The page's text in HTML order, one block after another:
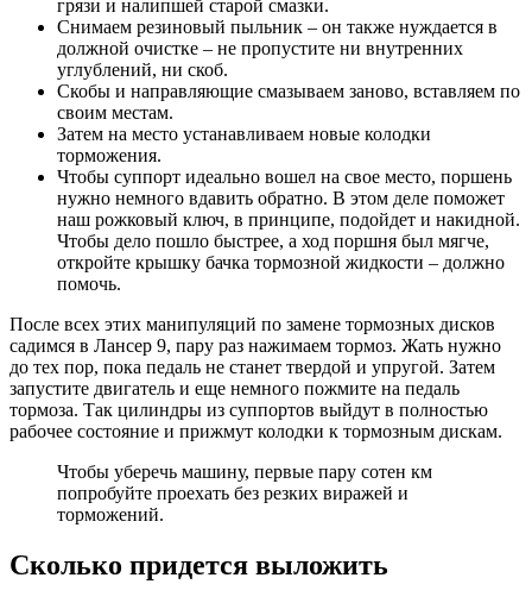
грязи и налипшей старой смазки.
Снимаем резиновый пыльник – он также нуждается в
должной очистке – не пропустите ни внутренних
углублений, ни скоб.
Скобы и направляющие смазываем заново, вставляем по
своим местам.
Затем на место устанавливаем новые колодки
торможения.
Чтобы суппорт идеально вошел на свое место, поршень
нужно немного вдавить обратно. В этом деле поможет
наш рожковый ключ, в принципе, подойдет и накидной.
Чтобы дело пошло быстрее, а ход поршня был мягче,
откройте крышку бачка тормозной жидкости – должно
помочь.
После всех этих манипуляций по замене тормозных дисков
садимся в Лансер 9, пару раз нажимаем тормоз. Жать нужно
до тех пор, пока педаль не станет твердой и упругой. Затем
запустите двигатель и еще немного пожмите на педаль
тормоза. Так цилиндры из суппортов выйдут в полностью
рабочее состояние и прижмут колодки к тормозным дискам.
Чтобы уберечь машину, первые пару сотен км
попробуйте проехать без резких виражей и
торможений.
Сколько придется выложить